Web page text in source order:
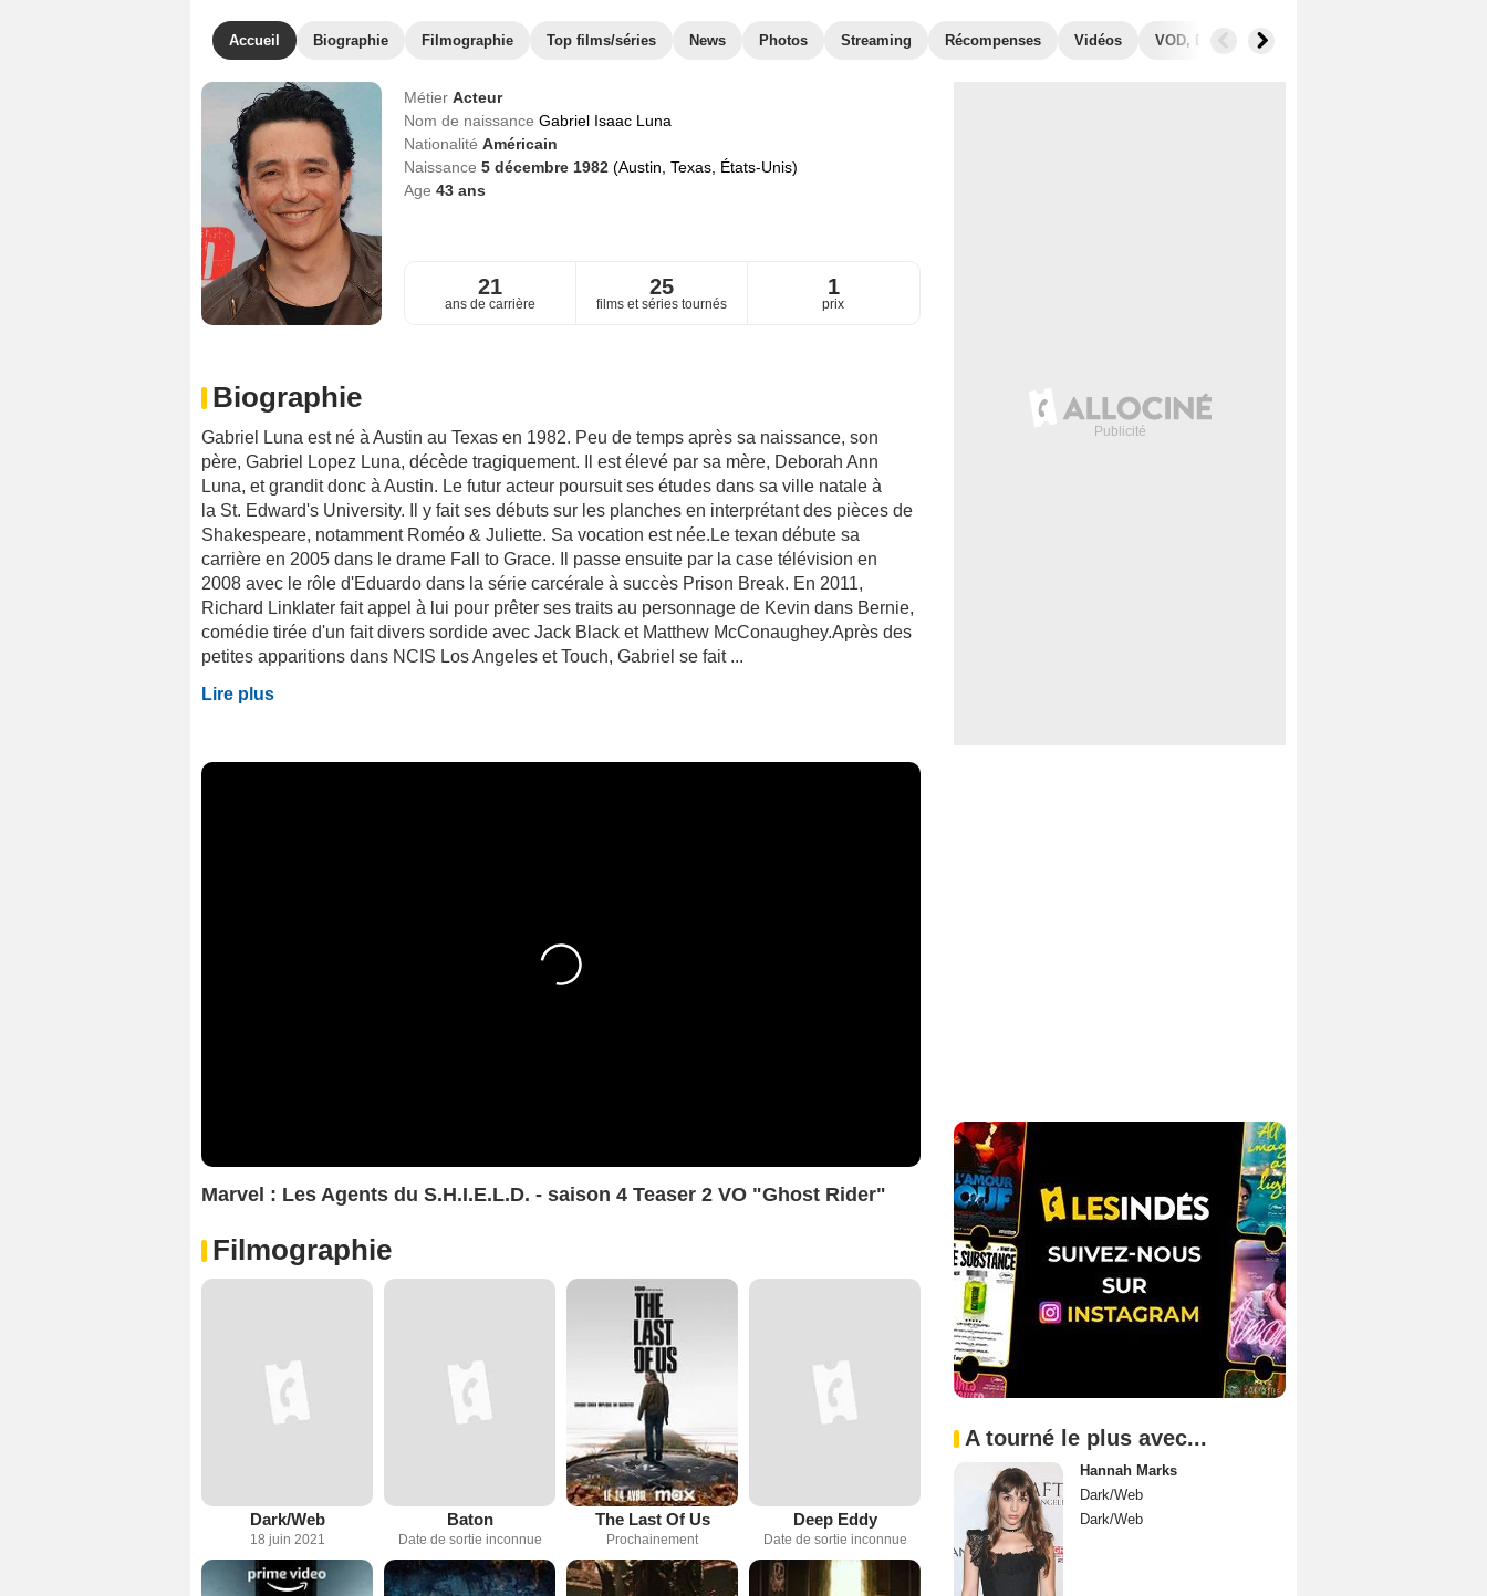
Accueil Biographie Filmographie Top films/séries News Photos Streaming Récompenses Vidéos VOD, DVD
Métier Acteur
Nom de naissance Gabriel Isaac Luna
Nationalité Américain
Naissance 5 décembre 1982 (Austin, Texas, États-Unis)
Age 43ans
21
ans de carrière
25
films et séries tournés
1
prix
Biographie
Gabriel Luna est né à Austin au Texas en 1982. Peu de temps après sa naissance, son
père, Gabriel Lopez Luna, décède tragiquement. Il est élevé par sa mère, Deborah Ann
Luna, et grandit donc à Austin. Le futur acteur poursuit ses études dans sa ville natale à
la St. Edward's University. Il y fait ses débuts sur les planches en interprétant des pièces de
Shakespeare, notamment Roméo & Juliette. Sa vocation est née.Le texan débute sa
carrière en 2005 dans le drame Fall to Grace. Il passe ensuite par la case télévision en
2008 avec le rôle d'Eduardo dans la série carcérale à succès Prison Break. En 2011,
Richard Linklater fait appel à lui pour prêter ses traits au personnage de Kevin dans Bernie,
comédie tirée d'un fait divers sordide avec Jack Black et Matthew McConaughey.Après des
petites apparitions dans NCIS Los Angeles et Touch, Gabriel se fait ...
Lire plus
Marvel : Les Agents du S.H.I.E.L.D. - saison 4 Teaser 2 VO "Ghost Rider"
Filmographie
Dark/Web
18 juin 2021
Baton
Date de sortie inconnue
The Last Of Us
Prochainement
Deep Eddy
Date de sortie inconnue
A tourné le plus avec...
Hannah Marks
Dark/Web
Dark/Web